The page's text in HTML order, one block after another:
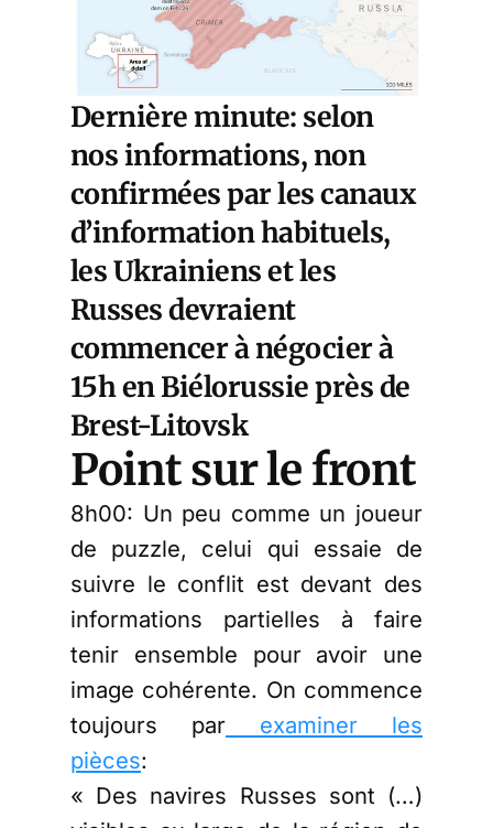
Dernière minute: selon
nos informations, non
confirmées par les canaux
d’information habituels,
les Ukrainiens et les
Russes devraient
commencer à négocier à
15h en Biélorussie près de
Brest-Litovsk
Point sur le front
8h00: Un peu comme un joueur
de puzzle, celui qui essaie de
suivre le conflit est devant des
informations partielles à faire
tenir ensemble pour avoir une
image cohérente. On commence
toujours par examiner les
pièces:
« Des navires Russes sont (…)